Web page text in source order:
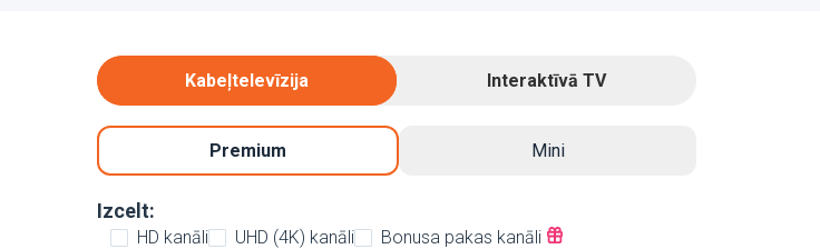
Kabeļtelevīzija Interaktīvā TV
Premium Mini
Izcelt:
HD kanāli UHD (4K) kanāli Bonusa pakas kanāli